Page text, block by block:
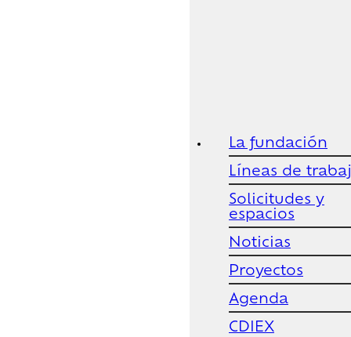
La fundación
Líneas de
Solicitudes y
espacios
Noticias
Proyectos
Agenda
CDIEX